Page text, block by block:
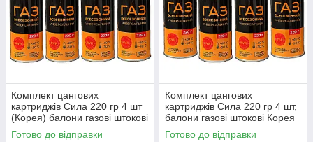
Комплект цангових
картриджів Сила 220 гр 4 шт
(Корея) балони газові штокові
Готово до відправки
Комплект цангових
картриджів Сила 220 гр 4 шт,
балони газові штокові Корея
Готово до відправки